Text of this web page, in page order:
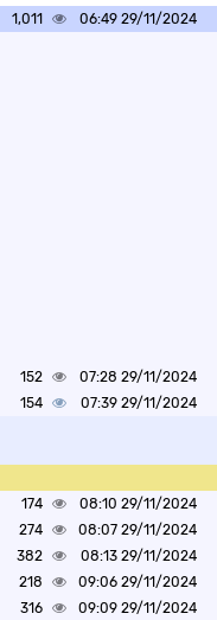
29/11/2024 06:49
1,011
29/11/2024 07:28
152
29/11/2024 07:39
154
29/11/2024 08:10
174
29/11/2024 08:07
274
29/11/2024 08:13
382
29/11/2024 09:06
218
29/11/2024 09:09
316